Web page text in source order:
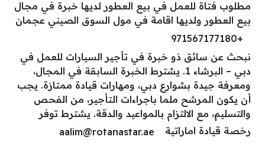
مطلوب فتاة للعمل في بيع العطور لديها خبرة في مجال
بيع العطور ولديها اقامة في مول السوق الصيني عجمان
+971567177180
نبحث عن سائق ذو خبرة في تأجير السيارات للعمل في
دبي – البرشاء 1. يشترط الخبرة السابقة في المجال،
ومعرفة جيدة بشوارع دبي، ومهارات قيادة ممتازة. يجب
أن يكون المرشح ملما باجراءات التأجير، من الفحص
والتسليم، مع الالتزام بالمواعيد والدقة. يشترط توفر
رخصة قيادة اماراتية
aalim@rotanastar.ae